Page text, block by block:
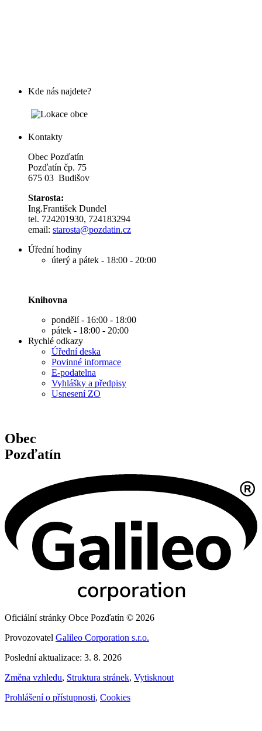
Kde nás najdete?
Kontakty
Obec Pozďatín
Pozďatín čp. 75
675 03 Budišov
Starosta:
Ing.František Dundel
tel. 724201930, 724183294
email: starosta@pozdatin.cz
Úřední hodiny
úterý a pátek - 18:00 - 20:00
Knihovna
pondělí - 16:00 - 18:00
pátek - 18:00 - 20:00
Rychlé odkazy
Úřední deska
Povinné informace
E-podatelna
Vyhlášky a předpisy
Usnesení ZO
Obec
Pozďatín
Oficiální stránky Obce Pozďatín © 2026
Provozovatel Galileo Corporation s.r.o.
Poslední aktualizace: 3. 8. 2026
Změna vzhledu, Struktura stránek, Vytisknout
Prohlášení o přístupnosti, Cookies